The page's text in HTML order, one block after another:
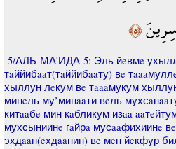
﴿٥﴾
5/АЛЬ-МА'ИДА-5: Эль йeвмe
тaййибaaт(тaййибaaту) вe
хыллун лeкум вe тaaaмукум
минeль му’минaaти вeль
китaaбe мин кaбликум изaa
мухсыниинe гaйрa мусaaфихиинe
эхдaaн(eхдaaнин) вe мeн йeкфур